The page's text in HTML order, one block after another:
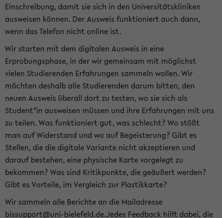
Einschreibung, damit sie sich in den Universitätskliniken
ausweisen können. Der Ausweis funktioniert auch dann,
wenn das Telefon nicht online ist.
Wir starten mit dem digitalen Ausweis in eine
Erprobungsphase, in der wir gemeinsam mit möglichst
vielen Studierenden Erfahrungen sammeln wollen. Wir
möchten deshalb alle Studierenden darum bitten, den
neuen Ausweis überall dort zu testen, wo sie sich als
Student*in ausweisen müssen und ihre Erfahrungen mit uns
zu teilen. Was funktioniert gut, was schlecht? Wo stößt
man auf Widerstand und wo auf Begeisterung? Gibt es
Stellen, die die digitale Variante nicht akzeptieren und
darauf bestehen, eine physische Karte vorgelegt zu
bekommen? Was sind Kritikpunkte, die geäußert werden?
Gibt es Vorteile, im Vergleich zur Plastikkarte?
Wir sammeln alle Berichte an die Mailadresse
bissupport@uni-bielefeld.de.Jedes Feedback hilft dabei, die